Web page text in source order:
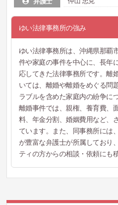
ゆい法律事務所の強み
ゆい法律事務所は、沖縄県那覇
件や家庭の事件を中心に、長年
応してきた法律事務所です。離
いては、離婚や離婚をめぐる問
ラブルを含めた家庭内の紛争に
離婚事件では、親権、養育費、
料、年金分割、婚姻費用など、
ています。また、同事務所には
が豊富な弁護士が所属しており
ティの方からの相談・依頼にも